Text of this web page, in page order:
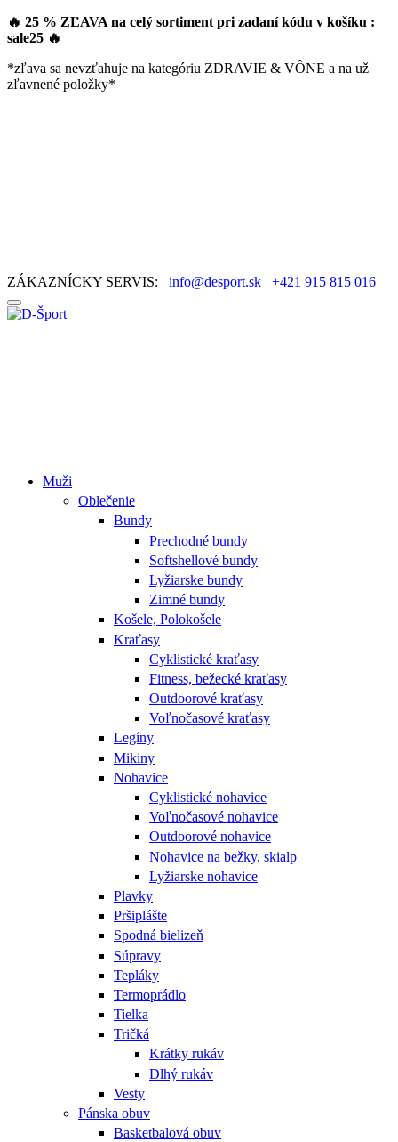
🔥 25 % ZĽAVA na celý sortiment pri zadaní kódu v košíku :
sale25 🔥
*zľava sa nevzťahuje na kategóriu ZDRAVIE & VÔNE a na už
zľavnené položky*
ZÁKAZNÍCKY SERVIS: info@desport.sk +421 915 815 016
Muži
Oblečenie
Bundy
Prechodné bundy
Softshellové bundy
Lyžiarske bundy
Zimné bundy
Košele, Polokošele
Kraťasy
Cyklistické kraťasy
Fitness, bežecké kraťasy
Outdoorové kraťasy
Voľnočasové kraťasy
Legíny
Mikiny
Nohavice
Cyklistické nohavice
Voľnočasové nohavice
Outdoorové nohavice
Nohavice na bežky, skialp
Lyžiarske nohavice
Plavky
Pršiplášte
Spodná bielizeň
Súpravy
Tepláky
Termoprádlo
Tielka
Tričká
Krátky rukáv
Dlhý rukáv
Vesty
Pánska obuv
Basketbalová obuv